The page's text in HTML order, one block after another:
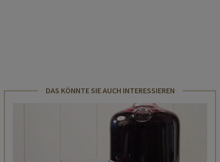
DAS KÖNNTE SIE AUCH INTERESSIEREN